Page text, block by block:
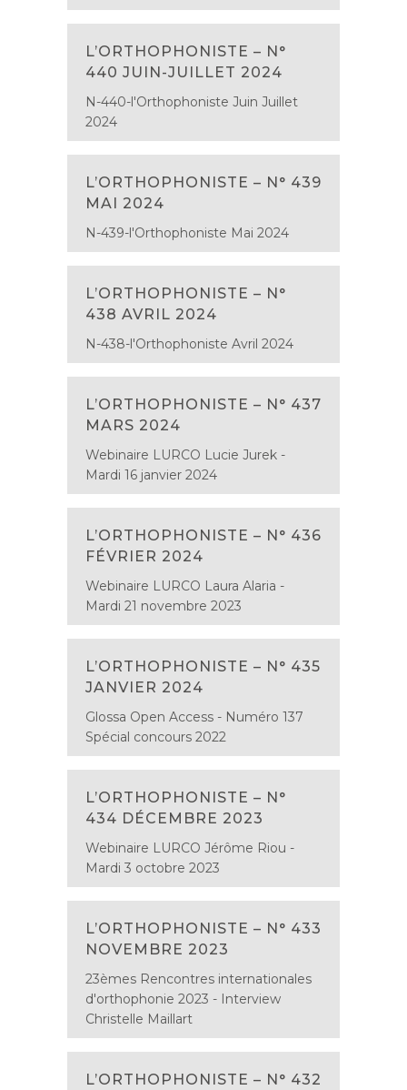
L’ORTHOPHONISTE – N°
440 JUIN-JUILLET 2024
N-440-l'Orthophoniste Juin Juillet
2024
L’ORTHOPHONISTE – N° 439
MAI 2024
N-439-l'Orthophoniste Mai 2024
L’ORTHOPHONISTE – N°
438 AVRIL 2024
N-438-l'Orthophoniste Avril 2024
L’ORTHOPHONISTE – N° 437
MARS 2024
Webinaire LURCO Lucie Jurek -
Mardi 16 janvier 2024
L’ORTHOPHONISTE – N° 436
FÉVRIER 2024
Webinaire LURCO Laura Alaria -
Mardi 21 novembre 2023
L’ORTHOPHONISTE – N° 435
JANVIER 2024
Glossa Open Access - Numéro 137
Spécial concours 2022
L’ORTHOPHONISTE – N°
434 DÉCEMBRE 2023
Webinaire LURCO Jérôme Riou -
Mardi 3 octobre 2023
L’ORTHOPHONISTE – N° 433
NOVEMBRE 2023
23èmes Rencontres internationales
d'orthophonie 2023 - Interview
Christelle Maillart
L’ORTHOPHONISTE – N° 432